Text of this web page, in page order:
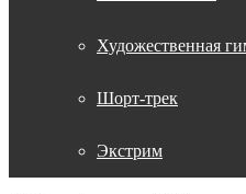
Художественная
Шорт-трек
Экстрим